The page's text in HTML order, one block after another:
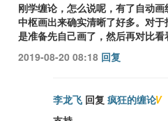
刚学缠论，怎么说呢，有了自动
中枢画出来确实清晰了好多。对
是准备先自己画了，然后再对比看
2019-08-20 08:18 回复
李龙飞 回复疯狂的缠论V